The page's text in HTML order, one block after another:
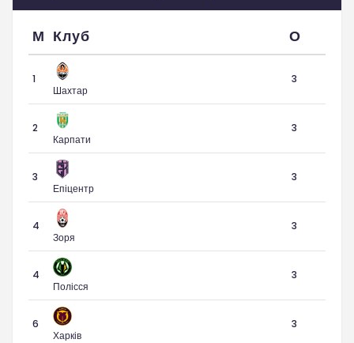
М Клуб О
1
Шахтар
3
2
Карпати
3
3
Епіцентр
3
4
Зоря
3
4
Полісся
3
6
Харків
3